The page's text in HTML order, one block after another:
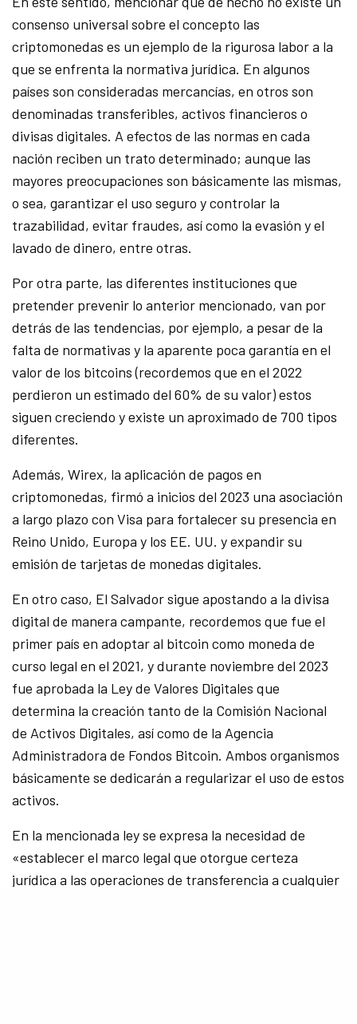
consenso universal sobre el concepto las
criptomonedas es un ejemplo de la rigurosa labor a la
que se enfrenta la normativa jurídica. En algunos
países son consideradas mercancías, en otros son
denominadas transferibles, activos financieros o
divisas digitales. A efectos de las normas en cada
nación reciben un trato determinado; aunque las
mayores preocupaciones son básicamente las mismas,
o sea, garantizar el uso seguro y controlar la
trazabilidad, evitar fraudes, así como la evasión y el
lavado de dinero, entre otras.
Por otra parte, las diferentes instituciones que
pretender prevenir lo anterior mencionado, van por
detrás de las tendencias, por ejemplo, a pesar de la
falta de normativas y la aparente poca garantía en el
valor de los bitcoins (recordemos que en el 2022
perdieron un estimado del 60% de su valor) estos
siguen creciendo y existe un aproximado de 700 tipos
diferentes.
Además, Wirex, la aplicación de pagos en
criptomonedas, firmó a inicios del 2023 una asociación
a largo plazo con Visa para fortalecer su presencia en
Reino Unido, Europa y los EE. UU. y expandir su
emisión de tarjetas de monedas digitales.
En otro caso, El Salvador sigue apostando a la divisa
digital de manera campante, recordemos que fue el
primer país en adoptar al bitcoin como moneda de
curso legal en el 2021, y durante noviembre del 2023
fue aprobada la Ley de Valores Digitales que
determina la creación tanto de la Comisión Nacional
de Activos Digitales, así como de la Agencia
Administradora de Fondos Bitcoin. Ambos organismos
básicamente se dedicarán a regularizar el uso de estos
activos.
En la mencionada ley se expresa la necesidad de
«establecer el marco legal que otorgue certeza
jurídica a las operaciones de transferencia a cualquier